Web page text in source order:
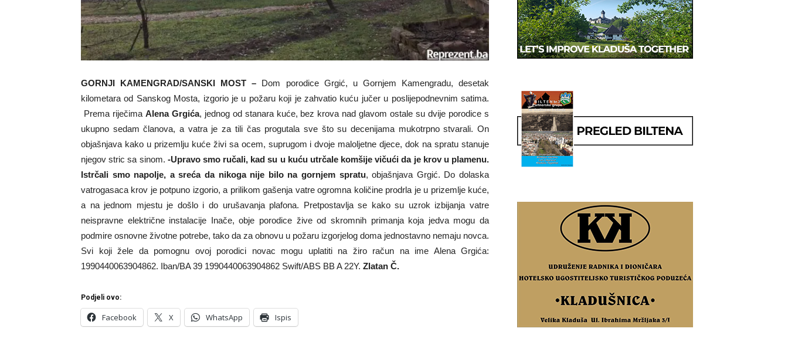
GORNJI KAMENGRAD/SANSKI MOST – Dom porodice Grgić, u Gornjem Kamengradu, desetak
kilometara od Sanskog Mosta, izgorio je u požaru koji je zahvatio kuću jučer u poslijepodnevnim satima.
Prema riječima Alena Grgića, jednog od stanara kuće, bez krova nad glavom ostale su dvije porodice s
ukupno sedam članova, a vatra je za tili čas progutala sve što su decenijama mukotrpno stvarali. On
objašnjava kako u prizemlju kuće živi sa ocem, suprugom i dvoje maloljetne djece, dok na spratu stanuje
njegov stric sa sinom. -Upravo smo ručali, kad su u kuću utrčale komšije vičući da je krov u plamenu.
Istrčali smo napolje, a sreća da nikoga nije bilo na gornjem spratu, objašnjava Grgić. Do dolaska
vatrogasaca krov je potpuno izgorio, a prilikom gašenja vatre ogromna količine prodrla je u prizemlje kuće,
a na jednom mjestu je došlo i do urušavanja plafona. Pretpostavlja se kako su uzrok izbijanja vatre
neispravne električne instalacije Inače, obje porodice žive od skromnih primanja koja jedva mogu da
podmire osnovne životne potrebe, tako da za obnovu u požaru izgorjelog doma jednostavno nemaju novca.
Svi koji žele da pomognu ovoj porodici novac mogu uplatiti na žiro račun na ime Alena Grgića:
1990440063904862. Iban/BA 39 1990440063904862 Swift/ABS BB A 22Y. Zlatan Č.
Podjeli ovo:
Facebook X WhatsApp Ispis